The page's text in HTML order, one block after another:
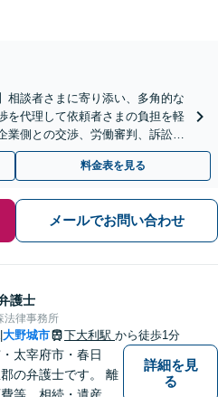
相談者さまに寄り添い、多角的な
を代理して依頼者さまの負担を軽
側との交渉、労働審判、訴訟ま
料金表を見る
メールでお問い合わせ
護士
法律事務所
|大野城市 下大利駅 から徒歩1分
太宰府市・春日
の弁護士です。 離
等、相続・遺産分
詳細を見
る